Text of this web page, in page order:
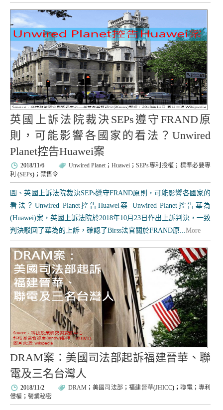
英國上訴法院裁決SEPs遵守FRAND原
則，可能影響各國家的看法？Unwired
Planet控告Huawei案
2018/11/6 Unwired Planet ；Huawei ；SEPs專利授權 ； 標準必要專
利 (SEPs)； 禁售令
圖、英國上訴法院裁決SEPs遵守FRAND原則，可能影響各國家的
看法？Unwired Planet控告Huawei案 Unwired Planet控告華為
(Huawei)案，英國上訴法院於2018年10月23日作出上訴判決，一致
判決駁回了華為的上訴，確認了Birss法官關於FRAND原...More
DRAM案：美國司法部起訴福建晉華、聯
電及三名台灣人
2018/11/2 DRAM ； 美國司法部 ；福建晉華(JHICC)；聯電； 專利
侵權 ； 營業秘密